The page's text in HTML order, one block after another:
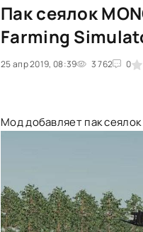
Пак сеялок
Farming
25 апр 2019, 08:39 3 762 0
1 2 3 4 5
Мод добавляет пак сеялок